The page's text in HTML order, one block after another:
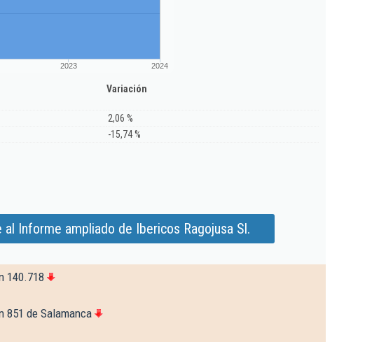
2023 2024
Variación
2,06 %
-15,74 %
al Informe ampliado de Ibericos Ragojusa Sl.
140.718
851 de Salamanca